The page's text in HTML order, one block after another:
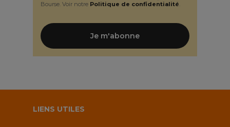
Bourse. Voir notre Politique de confidentialité.
LIENS UTILES